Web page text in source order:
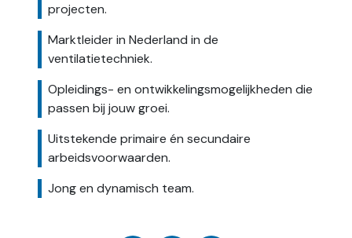
projecten.
Marktleider in Nederland in de
ventilatietechniek.
Opleidings- en ontwikkelingsmogelijkheden die
passen bij jouw groei.
Uitstekende primaire én secundaire
arbeidsvoorwaarden.
Jong en dynamisch team.